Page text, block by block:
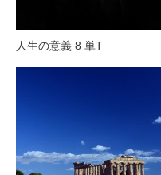
人生の意義 8 単T